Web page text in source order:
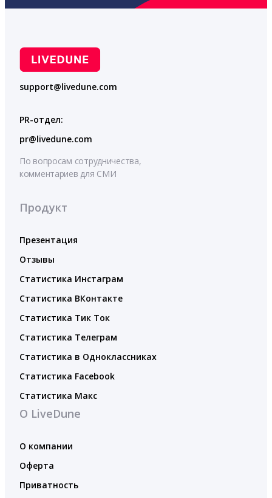
support@livedune.com
PR-отдел:
pr@livedune.com
По вопросам сотрудничества,
комментариев для СМИ
Продукт
Презентация
Отзывы
Статистика Инстаграм
Статистика ВКонтакте
Статистика Тик Ток
Статистика Телеграм
Статистика в Одноклассниках
Статистика Facebook
Статистика Макс
О LiveDune
О компании
Оферта
Приватность